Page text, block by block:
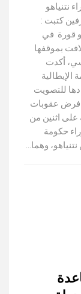
نتنياهو
كتبت :
قورة في
بموقفها
أكدت
الإيطالية
للتصويت
فرض عقوبات
على اثنين من
حكومة
نتنياهو، وهما…